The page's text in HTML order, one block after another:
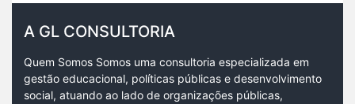
A GL CONSULTORIA
Quem Somos Somos uma consultoria especializada em
gestão educacional, políticas públicas e desenvolvimento
social, atuando ao lado de organizações públicas,